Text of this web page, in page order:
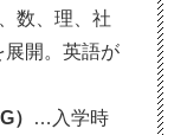
数、理、社
展開。英語が
）
…入学時